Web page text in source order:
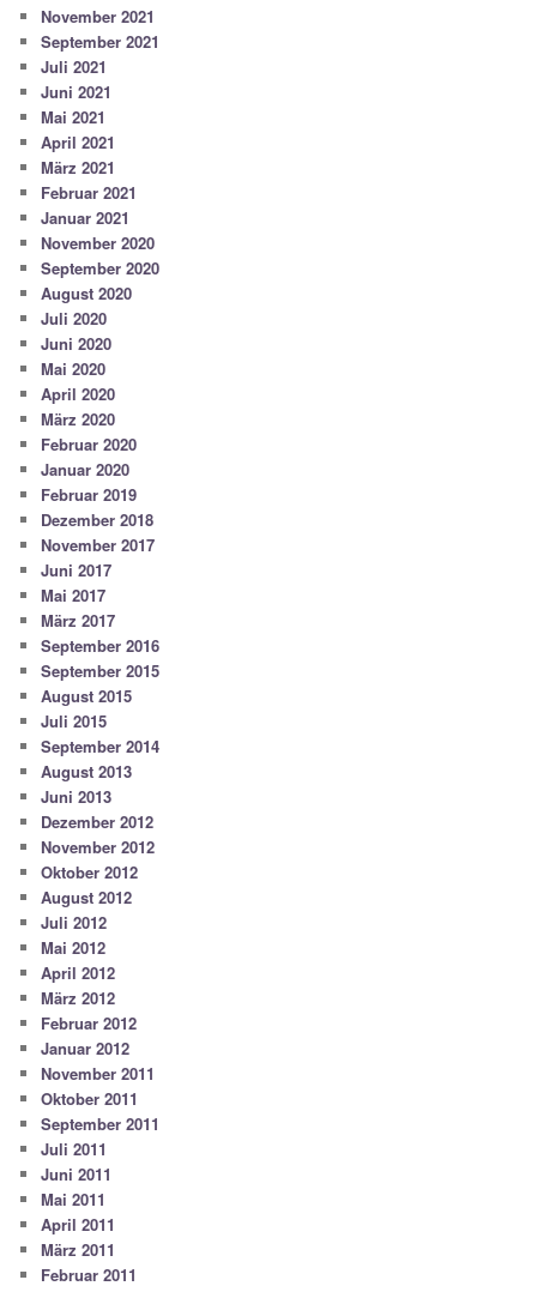
November 2021
September 2021
Juli 2021
Juni 2021
Mai 2021
April 2021
März 2021
Februar 2021
Januar 2021
November 2020
September 2020
August 2020
Juli 2020
Juni 2020
Mai 2020
April 2020
März 2020
Februar 2020
Januar 2020
Februar 2019
Dezember 2018
November 2017
Juni 2017
Mai 2017
März 2017
September 2016
September 2015
August 2015
Juli 2015
September 2014
August 2013
Juni 2013
Dezember 2012
November 2012
Oktober 2012
August 2012
Juli 2012
Mai 2012
April 2012
März 2012
Februar 2012
Januar 2012
November 2011
Oktober 2011
September 2011
Juli 2011
Juni 2011
Mai 2011
April 2011
März 2011
Februar 2011